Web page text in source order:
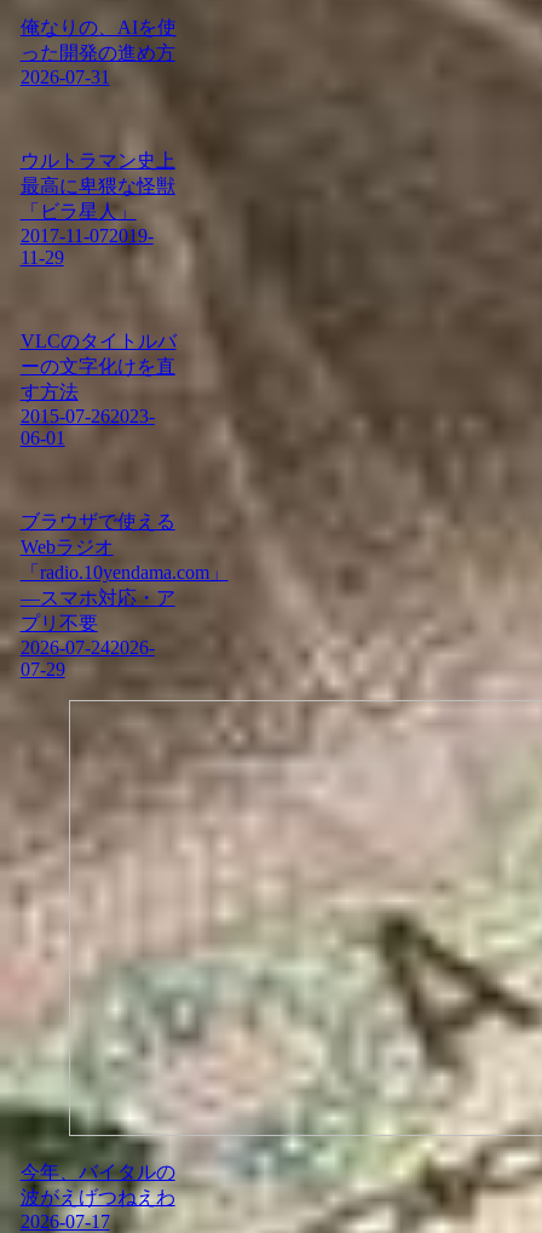
俺なりの、AIを使
った開発の進め方
2026-07-31
ウルトラマン史上
最高に卑猥な怪獣
「ビラ星人」
2017-11-072019-
11-29
VLCのタイトルバ
ーの文字化けを直
す方法
2015-07-262023-
06-01
ブラウザで使える
Webラジオ
「radio.10yendama.com」
―スマホ対応・ア
プリ不要
2026-07-242026-
07-29
今年、バイタルの
波がえげつねえわ
2026-07-17